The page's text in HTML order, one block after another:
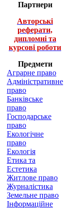
Партнери
Авторські
реферати,
дипломні та
курсові роботи
Предмети
Аграрне право
Адміністративне
право
Банківське
право
Господарське
право
Екологічне
право
Екологія
Етика та
Естетика
Житлове право
Журналістика
Земельне право
Інформаційне